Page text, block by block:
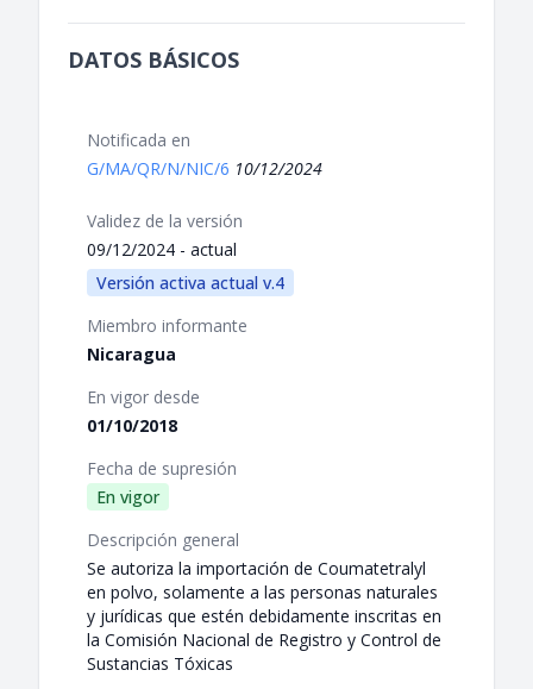
DATOS BÁSICOS
Notificada en
G/MA/QR/N/NIC/6 10/12/2024
Validez de la versión
09/12/2024 - actual
Versión activa actual v.4
Miembro informante
Nicaragua
En vigor desde
01/10/2018
Fecha de supresión
En vigor
Descripción general
Se autoriza la importación de Coumatetralyl
en polvo, solamente a las personas naturales
y jurídicas que estén debidamente inscritas en
la Comisión Nacional de Registro y Control de
Sustancias Tóxicas